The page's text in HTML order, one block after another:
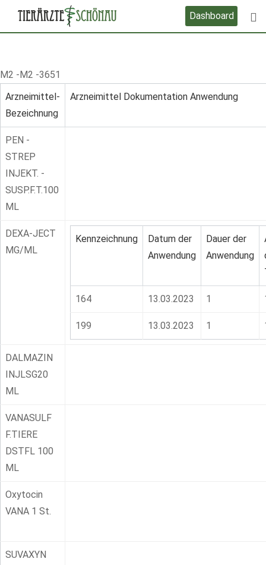
Dashboard
M2 -M2 -3651
Arzneimittel-
Bezeichnung
Arzneimittel Dokumentation Anwendung
PEN -
STREP
INJEKT. -
SUSP.F.T.100
ML
DEXA-JECT
MG/ML
Kennzeichnung
Datum der
Anwendung
Dauer der
Anwendung
164 13.03.2023 1
199 13.03.2023 1
DALMAZIN
INJLSG20
ML
VANASULF
F.TIERE
DSTFL 100
ML
Oxytocin
VANA 1 St.
SUVAXYN